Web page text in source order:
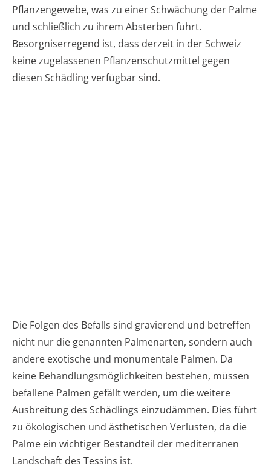
Pflanzengewebe, was zu einer Schwächung der Palme
und schließlich zu ihrem Absterben führt.
Besorgniserregend ist, dass derzeit in der Schweiz
keine zugelassenen Pflanzenschutzmittel gegen
diesen Schädling verfügbar sind.
Die Folgen des Befalls sind gravierend und betreffen
nicht nur die genannten Palmenarten, sondern auch
andere exotische und monumentale Palmen. Da
keine Behandlungsmöglichkeiten bestehen, müssen
befallene Palmen gefällt werden, um die weitere
Ausbreitung des Schädlings einzudämmen. Dies führt
zu ökologischen und ästhetischen Verlusten, da die
Palme ein wichtiger Bestandteil der mediterranen
Landschaft des Tessins ist.